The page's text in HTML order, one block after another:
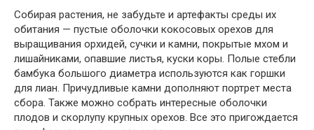
Собирая растения, не забудьте и артефакты среды их
обитания — пустые оболочки кокосовых орехов для
выращивания орхидей, сучки и камни, покрытые мхом и
лишайниками, опавшие листья, куски коры. Полые стебли
бамбука большого диаметра используются как горшки
для лиан. Причудли­вые камни дополняют портрет места
сбора. Также можно собрать интересные оболочки
плодов и скорлупу крупных орехов. Все это пригождается